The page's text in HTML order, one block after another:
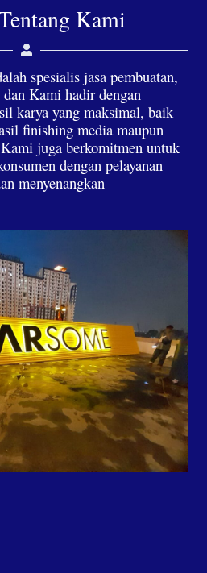
Kami
spesialis jasa pembuatan,
Kami hadir dengan
karya yang maksimal, baik
finishing media maupun
juga berkomitmen untuk
dengan pelayanan
menyenangkan